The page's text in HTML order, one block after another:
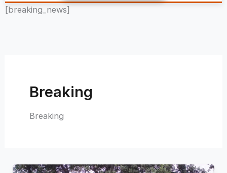
[breaking_news]
Breaking
Breaking